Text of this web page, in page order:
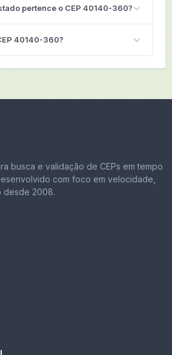
pertence o CEP 40140-360?
40140-360?
busca e validação de CEPs em tempo
com foco em velocidade,
desde 2008.